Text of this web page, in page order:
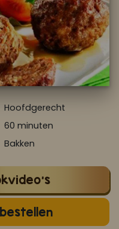
2026
kookboek
voor Mijn Kookboek.
Hoofdgerecht
60 minuten
Bakken